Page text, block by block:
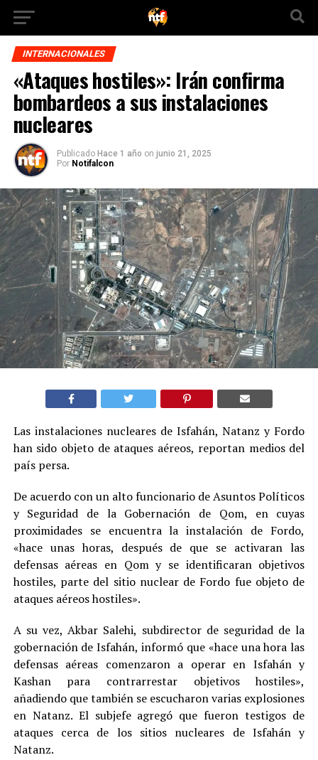
INTERNACIONALES
«Ataques hostiles»: Irán confirma
bombardeos a sus instalaciones
nucleares
Publicado Hace 1 año on junio 21, 2025
Por Notifalcon
Las instalaciones nucleares de Isfahán, Natanz y Fordo
han sido objeto de ataques aéreos, reportan medios del
país persa.
De acuerdo con un alto funcionario de Asuntos Políticos
y Seguridad de la Gobernación de Qom, en cuyas
proximidades se encuentra la instalación de Fordo,
«hace unas horas, después de que se activaran las
defensas aéreas en Qom y se identificaran objetivos
hostiles, parte del sitio nuclear de Fordo fue objeto de
ataques aéreos hostiles».
A su vez, Akbar Salehi, subdirector de seguridad de la
gobernación de Isfahán, informó que «hace una hora las
defensas aéreas comenzaron a operar en Isfahán y
Kashan para contrarrestar objetivos hostiles»,
añadiendo que también se escucharon varias explosiones
en Natanz. El subjefe agregó que fueron testigos de
ataques cerca de los sitios nucleares de Isfahán y
Natanz.